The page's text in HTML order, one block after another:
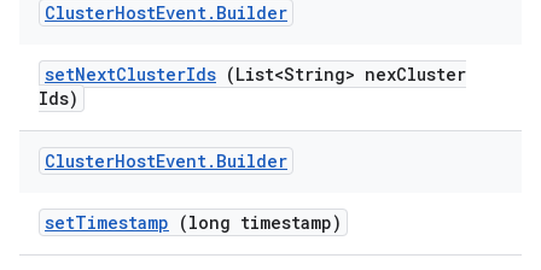
ClusterHostEvent. Builder
setNextClusterIds (List<String> nexCluster
Ids)
ClusterHostEvent. Builder
setTimestamp (long timestamp)